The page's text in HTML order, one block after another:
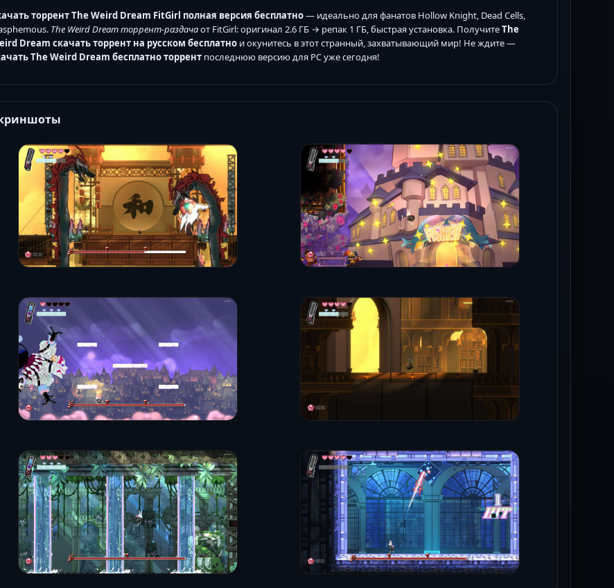
торрент The Weird Dream FitGirl полная версия бесплатно— идеально для фанатов Hollow Knight, Dead Cells,
The Weird Dream торрент-раздачаот FitGirl: оригинал 2.6 ГБ → репак 1 ГБ, быстрая установка. ПолучитеThe
Dream скачать торрент на русском бесплатно и окунитесь в этот странный, захватывающий мир! Не ждите —
The Weird Dream бесплатно торрент последнюю версию для PC уже сегодня!